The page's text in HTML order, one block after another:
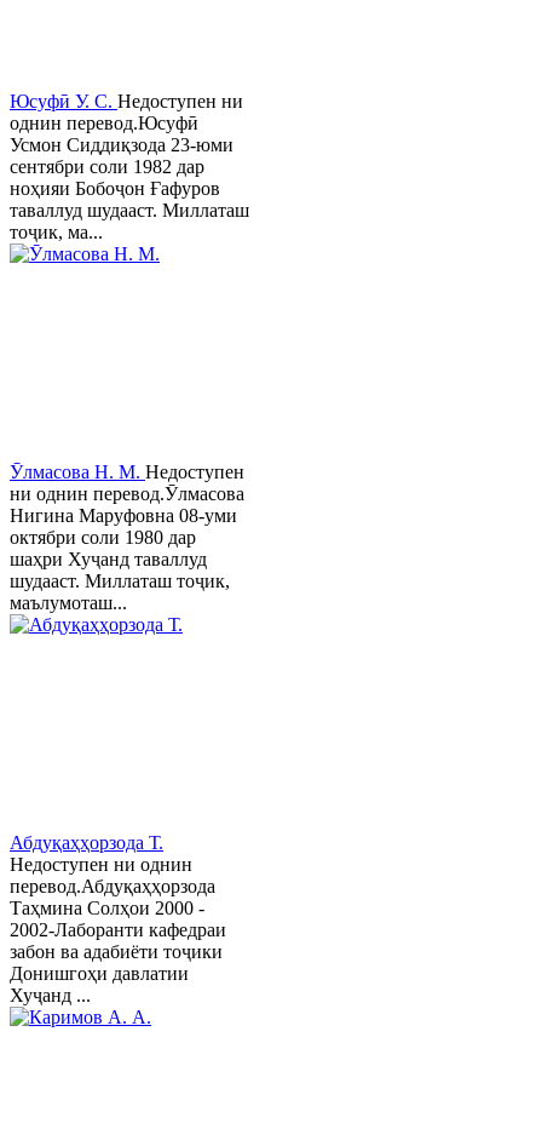
Юсуфӣ У. C. Недоступен ни
однин перевод.Юсуфӣ
Усмон Сиддиқзода 23-юми
сентябри соли 1982 дар
ноҳияи Бобоҷон Ғафуров
таваллуд шудааст. Миллаташ
тоҷик, ма...
Ӯлмасова Н. М. Недоступен
ни однин перевод.Ӯлмасова
Нигина Маруфовна 08-уми
октябри соли 1980 дар
шаҳри Хуҷанд таваллуд
шудааст. Миллаташ тоҷик,
маълумоташ...
Абдуқаҳҳорзода Т.
Недоступен ни однин
перевод.Абдуқаҳҳорзода
Таҳмина Солҳои 2000 -
2002-Лаборанти кафедраи
забон ва адабиёти тоҷики
Донишгоҳи давлатии
Хуҷанд ...